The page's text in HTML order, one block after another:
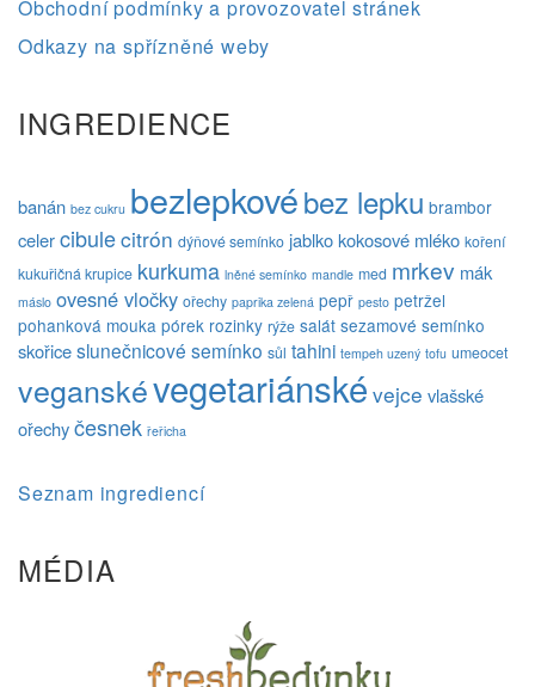
Obchodní podmínky a provozovatel stránek
Odkazy na spřízněné weby
INGREDIENCE
banán bez cukru bezlepkovébez lepku brambor
celercibulecitrón dýňové semínko jablkokokosové mléko koření
kukuřičná krupice kurkuma lněné semínko mandle med mrkev mák
máslo ovesné vločky ořechy paprika zelená pepř pesto petržel
pohanková mouka pórek rozinky rýže salát sezamové semínko
skořiceslunečnicové semínko sůl tahini tempeh uzený tofu umeocet
veganskévegetariánské vejce vlašské
ořechyčesnek řeřicha
Seznam ingrediencí
MÉDIA